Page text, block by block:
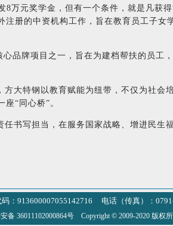
万元奖学金，但有一个条件，就是凡获
册的中资机构工作，旨在教育员工子女
品牌项目之一，旨在为建档帮扶的员工
大特钢以教育赋能为纽带，不仅为社会
“同心桥”。
书写担当，在服务国家战略、增进民生
码：913600007055142716 电话（传真）：
备 36011102000864号 Copyright © 2009-2020 版权